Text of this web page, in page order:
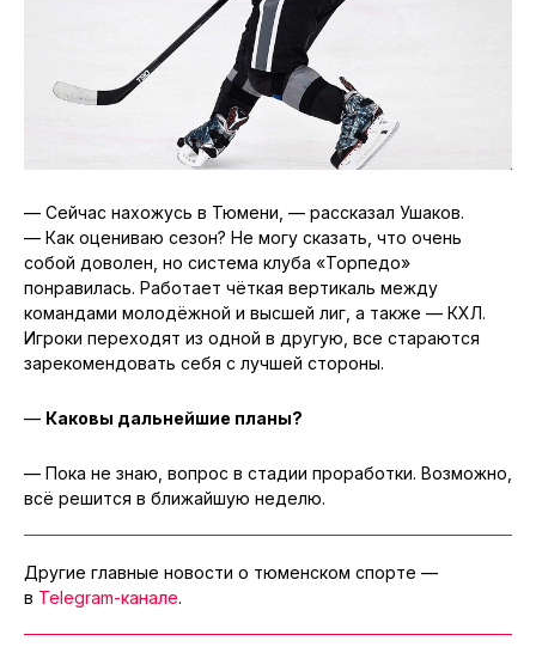
— Сейчас нахожусь в Тюмени, — рассказал Ушаков.
— Как оцениваю сезон? Не могу сказать, что очень
собой доволен, но система клуба «Торпедо»
понравилась. Работает чёткая вертикаль между
командами молодёжной и высшей лиг, а также — КХЛ.
Игроки переходят из одной в другую, все стараются
зарекомендовать себя с лучшей стороны.
— Каковы дальнейшие планы?
— Пока не знаю, вопрос в стадии проработки. Возможно,
всё решится в ближайшую неделю.
Другие главные новости о тюменском спорте —
в Telegram-канале.